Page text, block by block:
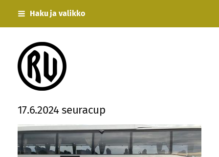
Siirry
Haku ja valikko
Rauman Urheilijat
17.6.2024 seuracup